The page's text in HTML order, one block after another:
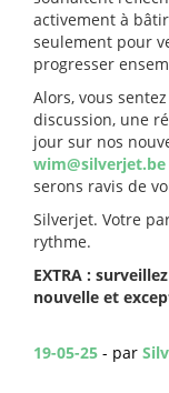
activement à
seulement pour
progresser
Alors, vous
discussion, une
jour sur nos
wim@silverjet.be
serons ravis de
Silverjet. Votre
rythme.
EXTRA :
nouvelle et
19-05-25 - par